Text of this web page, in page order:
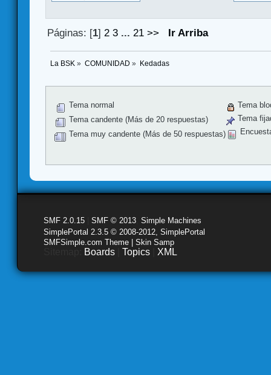
Páginas: [1] 2 3 ... 21 >> Ir Arriba
La BSK » COMUNIDAD » Kedadas
Tema normal
Tema candente (Más de 20 respuestas)
Tema muy candente (Más de 50 respuestas)
Tema
Tema
SMF 2.0.15 SMF © 2013 Simple Machines
SimplePortal 2.3.5 © 2008-2012, SimplePortal
SMFSimple.com Theme | Skin Samp
Boards Topics XML